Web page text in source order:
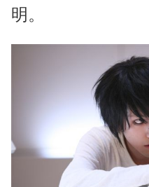
明。